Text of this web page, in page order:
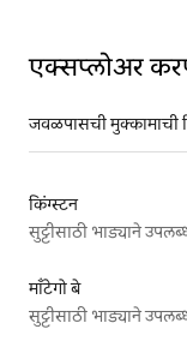
एक्सप्लोअर
जवळपासची मुक्कामाची
किंग्स्टन
माँटेगो बे